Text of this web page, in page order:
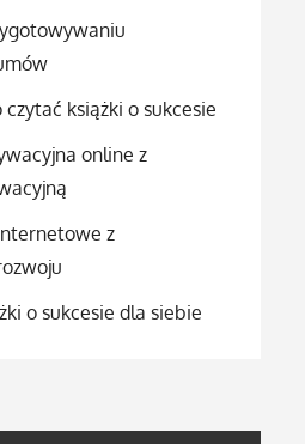
książki o sukcesie
online z
z
o sukcesie dla siebie